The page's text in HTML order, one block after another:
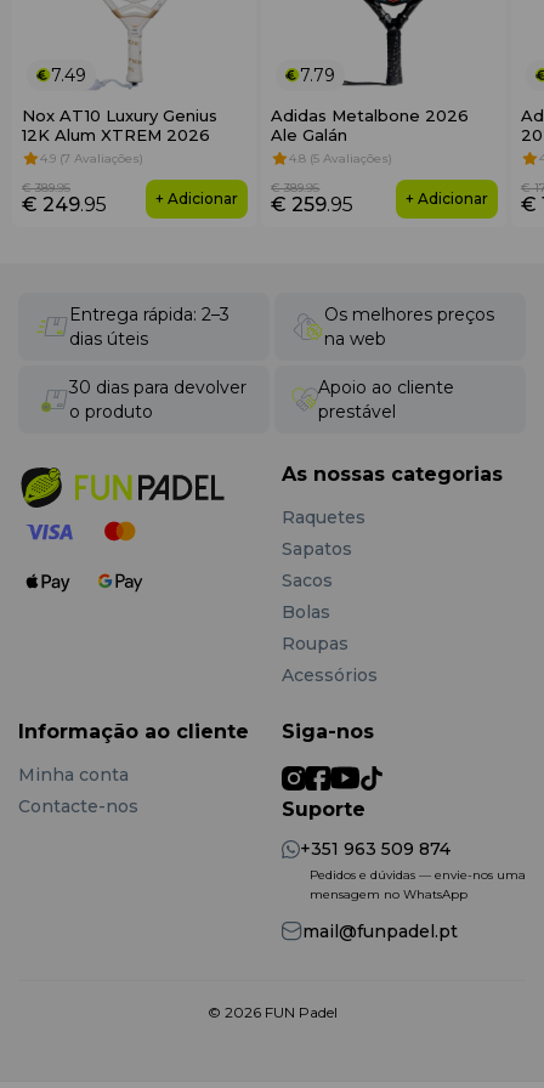
grande capacidade para
com compartimento
térmico e bolso para ténis. As costas ergonómicas,
materiais resistentes e design moderno tornam-na ideal
para treinos e torneios competitivos.
7.49
Nox AT10 Luxury Genius
12K Alum XTREM 2026
4.9 (7 Avaliações)
€ 249.95
€ 389.95
+ Adicionar
7.79
Adidas Metalbone 2026
Ale Galán
4.8 (5 Avaliações)
€ 259.95
€ 389.95
+ Adicionar €
€
Entrega rápida: 2–3
dias úteis
Os melhores preços
na web
30 dias para devolver
o produto
Apoio ao cliente
prestável
As nossas categorias
Raquetes
Sapatos
Sacos
Bolas
Roupas
Acessórios
Informação ao cliente
Minha conta
Contacte-nos
Siga-nos
Suporte
+351 963 509 874
Pedidos e dúvidas — envie-nos uma
mensagem no WhatsApp
mail@funpadel.pt
© 2026 FUN Padel